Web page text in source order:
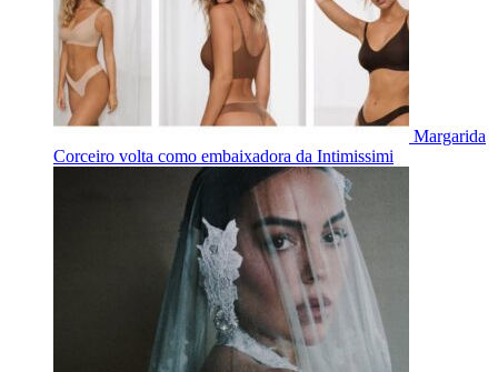
Margarida
Corceiro volta como embaixadora da Intimissimi